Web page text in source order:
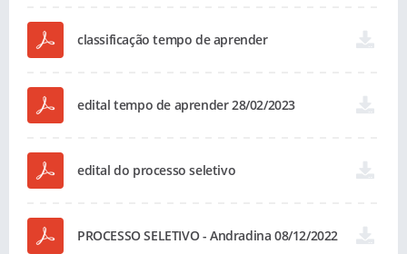
classificação tempo de aprender
edital tempo de aprender 28/02/2023
edital do processo seletivo
PROCESSO SELETIVO - Andradina 08/12/2022